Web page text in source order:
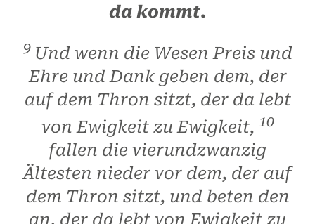
da kommt.
9 Und wenn die Wesen Preis und
Ehre und Dank geben dem, der
auf dem Thron sitzt, der da lebt
von Ewigkeit zu Ewigkeit, 10
fallen die vierundzwanzig
Ältesten nieder vor dem, der auf
dem Thron sitzt, und beten den